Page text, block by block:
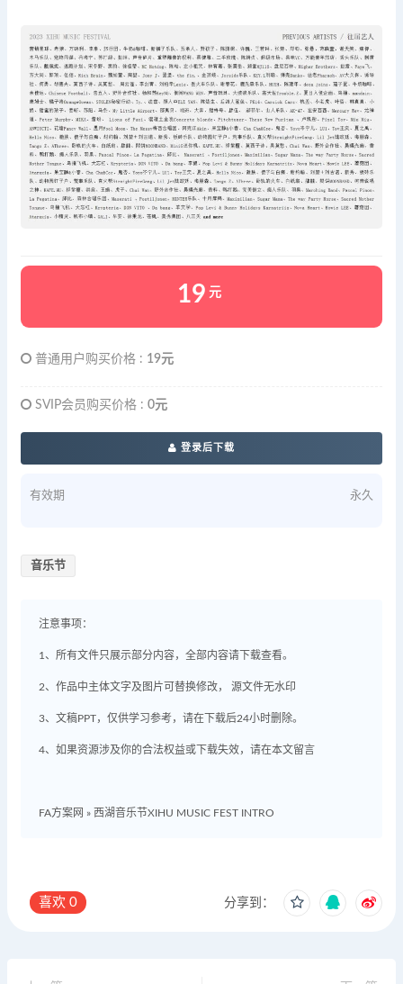
19 元
普通用户购买价格 : 19元
SVIP会员购买价格 : 0元
登录后下载
有效期 永久
音乐节
注意事项：
1、所有文件只展示部分内容，全部内容请下载查看。
2、作品中主体文字及图片可替换修改， 源文件无水印
3、文稿PPT，仅供学习参考，请在下载后24小时删除。
4、如果资源涉及你的合法权益或下载失效，请在本文留言
FA方案网 » 西湖音乐节XIHU MUSIC FEST INTRO
喜欢 0 分享到：